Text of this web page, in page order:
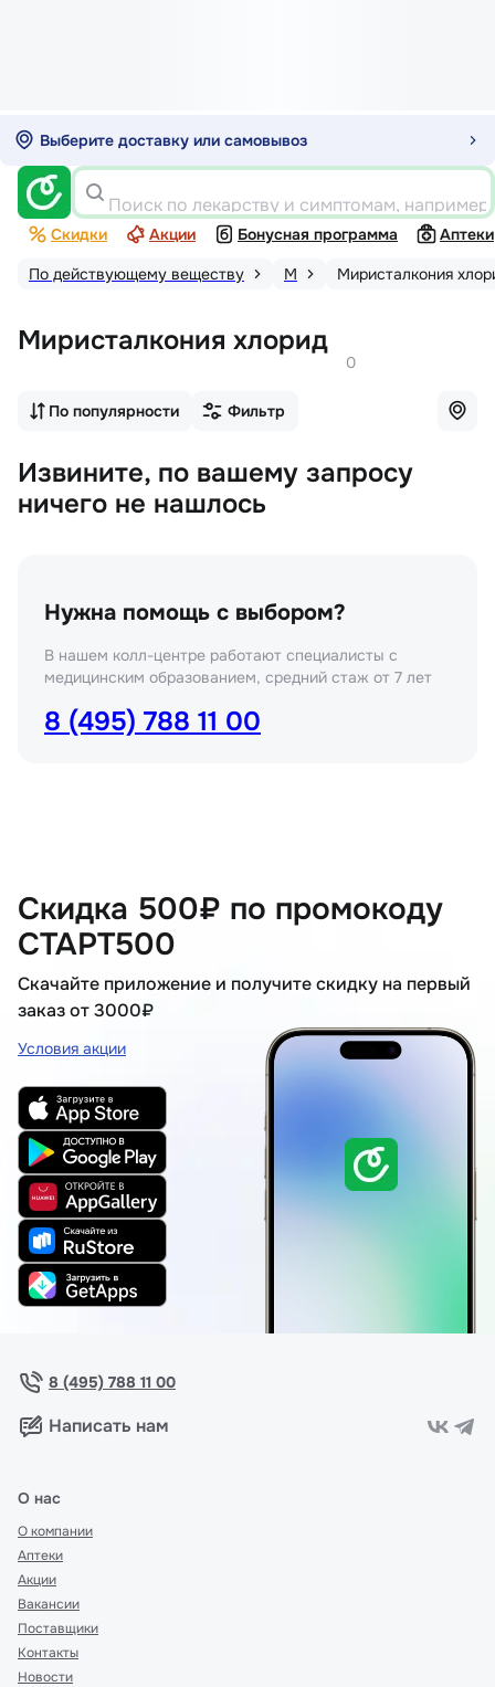
Выберите доставку или самовывоз
Поиск по лекарству и симптомам,
Скидки Акции Бонусная программа
Аптеки
По действующему веществу
М Миристалкония
Миристалкония хлорид
0
По популярности Фильтр
Извините, по вашему запросу
ничего не нашлось
Нужна помощь с выбором?
В нашем колл-центре работают специалисты с
медицинским образованием, средний стаж от 7 лет
8 (495) 788 11 00
Скидка 500₽ по промокоду
СТАРТ500
Скачайте приложение и получите скидку на первый
заказ от 3000₽
Условия акции
8 (495) 788 11 00
Написать нам
О нас
О компании
Аптеки
Акции
Вакансии
Поставщики
Контакты
Новости